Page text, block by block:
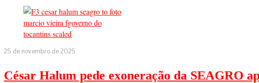
25 de novembro de 2025
César Halum pede exoneração da SEAGRO